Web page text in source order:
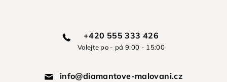
+420 555 333 426
Volejte po - pá 9:00 - 15:00
info@diamantove-malovani.cz